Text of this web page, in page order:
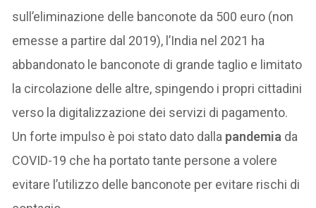
sull’eliminazione delle banconote da 500 euro (non
emesse a partire dal 2019), l’India nel 2021 ha
abbandonato le banconote di grande taglio e limitato
la circolazione delle altre, spingendo i propri cittadini
verso la digitalizzazione dei servizi di pagamento.
Un forte impulso è poi stato dato dalla pandemia da
COVID-19 che ha portato tante persone a volere
evitare l’utilizzo delle banconote per evitare rischi di